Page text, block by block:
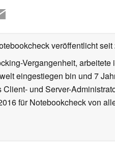
veröffentlichtseit
Vergangenheit,
eingestiegen bin und 7
und Server-
für Notebookcheck von